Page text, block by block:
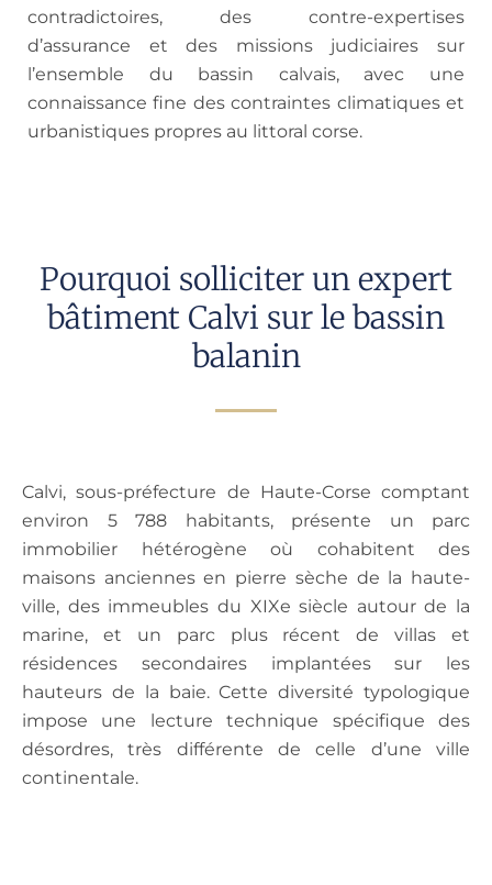
contradictoires, des contre-expertises
d’assurance et des missions judiciaires sur
l’ensemble du bassin calvais, avec une
connaissance fine des contraintes climatiques et
urbanistiques propres au littoral corse.
Pourquoi solliciter un expert
bâtiment Calvi sur le bassin
balanin
Calvi, sous-préfecture de Haute-Corse comptant
environ 5 788 habitants, présente un parc
immobilier hétérogène où cohabitent des
maisons anciennes en pierre sèche de la haute-
ville, des immeubles du XIXe siècle autour de la
marine, et un parc plus récent de villas et
résidences secondaires implantées sur les
hauteurs de la baie. Cette diversité typologique
impose une lecture technique spécifique des
désordres, très différente de celle d’une ville
continentale.